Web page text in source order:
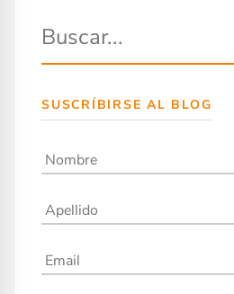
SUSCRÍBIRSE AL BLOG